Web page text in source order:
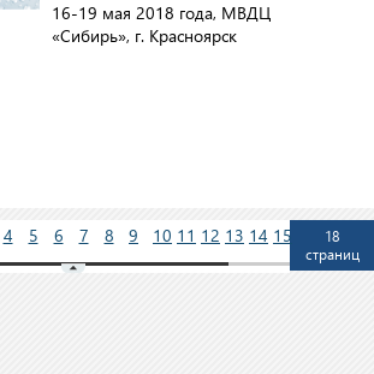
16-19 мая 2018 года, МВДЦ
«Сибирь», г. Красноярск
18
страниц
4 5 6 7 8 9 10 11 12 13 14 15